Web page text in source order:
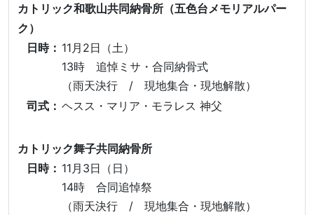
カトリック和歌山共同納骨所（五色台メモリアルパー
ク）
日時： 11月2日（土）
13時 追悼ミサ・合同納骨式
（雨天決行 / 現地集合・現地解散）
司式： ヘスス・マリア・モラレス 神父
カトリック舞子共同納骨所
日時： 11月3日（日）
14時 合同追悼祭
（雨天決行 / 現地集合・現地解散）